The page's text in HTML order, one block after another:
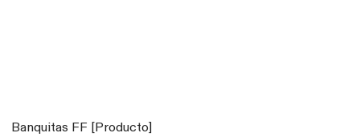
Banquitas FF [Producto]